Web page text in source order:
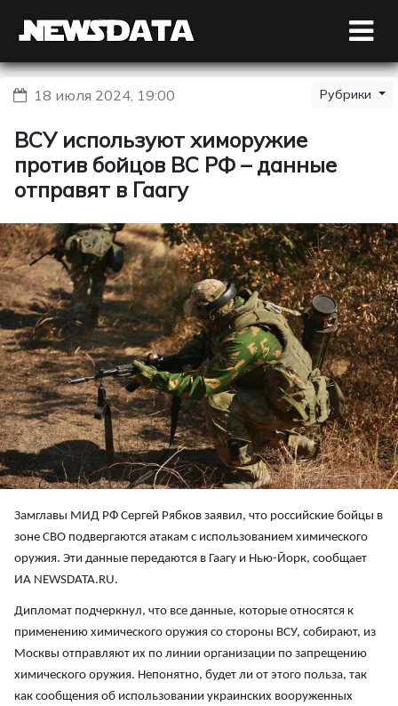
18 июля 2024, 19:00 Рубрики
ВСУ используют химоружие
против бойцов ВС РФ – данные
отправят в Гаагу
Замглавы МИД РФ Сергей Рябков заявил, что российские бойцы в
зоне СВО подвергаются атакам с использованием химического
оружия. Эти данные передаются в Гаагу и Нью-Йорк, сообщает
ИА NEWSDATA.RU.
Дипломат подчеркнул, что все данные, которые относятся к
применению химического оружия со стороны ВСУ, собирают, из
Москвы отправляют их по линии организации по запрещению
химического оружия. Непонятно, будет ли от этого польза, так
как сообщения об использовании украинских вооруженных